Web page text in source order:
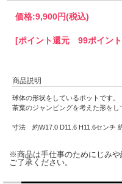
価格:9,900円(税込)
[ポイント還元 99ポイン
商品説明
球体の形状をしているポットです。
茶葉のジャンピングを考えた形をし
寸法 約W17.0 D11.6 H11.6センチ
※商品は手仕事のためにじみや
ご了承ください。